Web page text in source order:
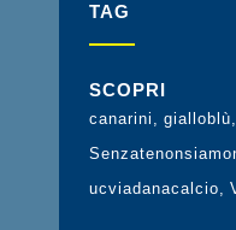
TAG
SCOPRI
canarini gialloblù
ucviadanacalcio